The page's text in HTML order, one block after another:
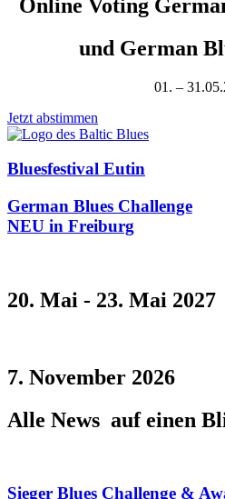
Online Voting
und German
01. –
Jetzt abstimmen
Bluesfestival Eutin
German Blues Challenge
NEU in Freiburg
20. Mai - 23. Mai 2027
7. November 2026
Alle News auf einen
Sieger Blues Challenge &